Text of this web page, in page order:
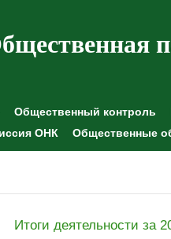
Общественный контроль
ОНК Общественные
Итоги деятельности за